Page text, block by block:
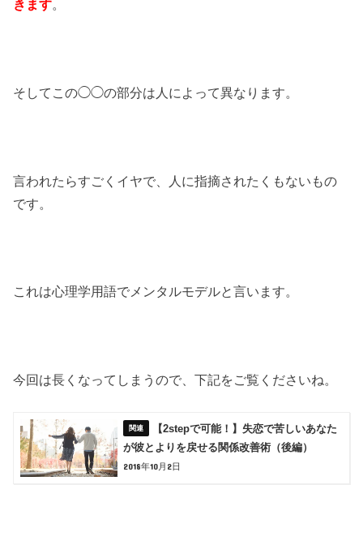
きます。
そしてこの◯◯の部分は人によって異なります。
言われたらすごくイヤで、人に指摘されたくもないもの
です。
これは心理学用語でメンタルモデルと言います。
今回は長くなってしまうので、下記をご覧くださいね。
【2stepで可能！】失恋で苦しいあなた
が彼とよりを戻せる関係改善術（後編）
2018年10月2日